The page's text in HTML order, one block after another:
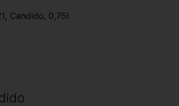
Candido, 0,75l